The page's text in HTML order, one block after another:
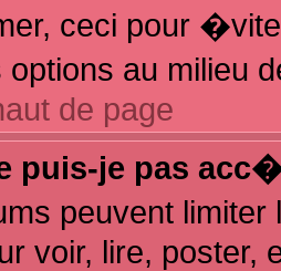
ceci pour
options au milieu
de page
puis-je pas
peuvent
voir, lire, poster,